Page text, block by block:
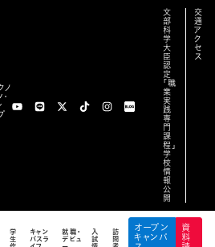
ノ
文
部
科
学
大
臣
認
定
「職
業
実
践
専
門
課
程」
学
校
情
報
公
開
交
通
ア
ク
セ
ス
学
生
キャン
パスラ
就職・
デビュ
入
試
訪
問
オープン
キャンパ
資
料
BLOG